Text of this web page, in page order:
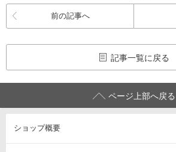
前の記事へ
記事一覧に戻る
ページ上部へ戻る
ショップ概要